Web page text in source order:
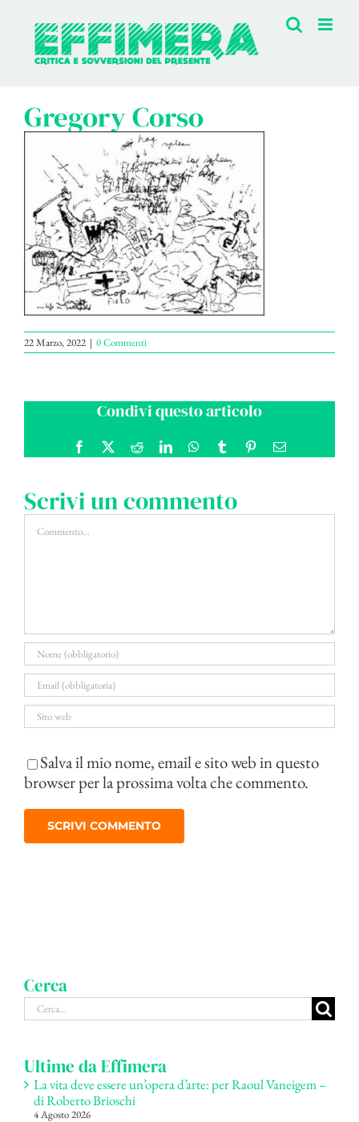
contenuto
Gregory Corso
22 Marzo, 2022 | 0 Commenti
Condivi questo articolo
Facebook RedditLinkedInWhatsApp
Tumblr PinterestEmail
Scrivi un commento
Commento
Salva il mio nome, email e sito web in questo
browser per la prossima volta che commento.
Cerca
Cerca
per:
Ultime da Effimera
La vita deve essere un’opera d’arte: per Raoul Vaneigem –
di Roberto Brioschi
4 Agosto 2026